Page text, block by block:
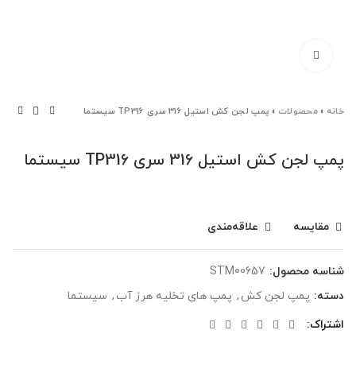
خانه »محصولات » پمپ لجن کش استیل 316 سری TP316 سیستما
پمپ لجن کش استیل 316 سری TP316 سیستما
مقایسه علاقه‌مندی
شناسه محصول: STM00657
دسته: پمپ لجن کش , پمپ های تخلیه هرز آب , سیستما
اشتراک